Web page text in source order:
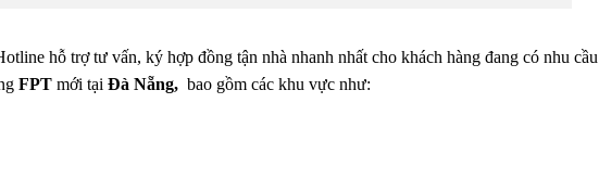
hỗ trợ tư vấn, ký hợp đồng tận nhà nhanh nhất cho khách hàng đang có nhu cầu
FPT mới tại Đà Nẵng, bao gồm các khu vực như: